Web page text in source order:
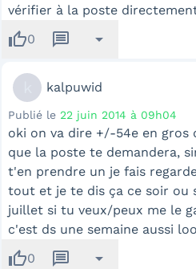
vérifier à la poste
thumb_up0 message arrow_drop_down
kalpuwid
Publié le 22 juin 2014 à 09h04
oki on va dire +/-54e en gros
que la poste te demandera,
t'en prendre un je fais
tout et je te dis ça ce soir ou
juillet si tu veux/peux me le
c'est ds une semaine aussi
thumb_up0 message arrow_drop_down